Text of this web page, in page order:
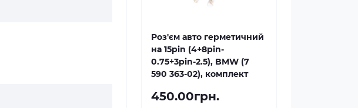
Роз'єм авто герметичний
на 15pin (4+8pin-
0.75+3pin-2.5), BMW (7
590 363-02), комплект
450.00грн.